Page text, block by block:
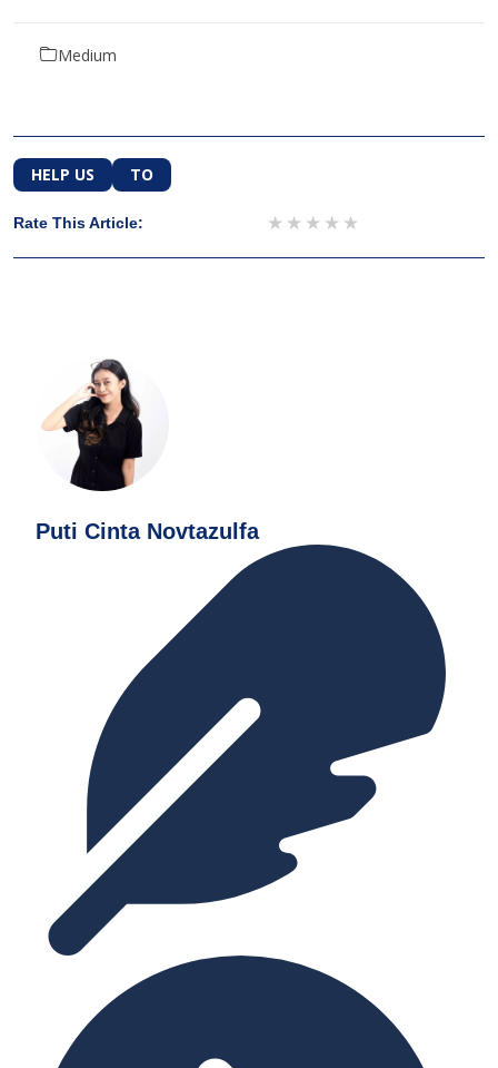
Medium
HELP US TO
Rate This Article: 4 stars
3 stars
2 stars
1 star
Puti Cinta Novtazulfa